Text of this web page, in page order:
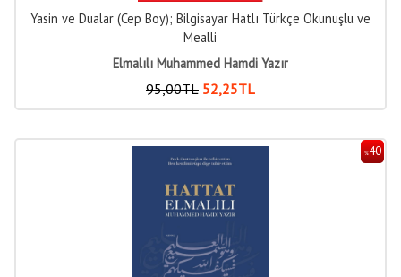
Yasin ve Dualar (Cep Boy); Bilgisayar Hatlı Türkçe Okunuşlu ve
Mealli
Elmalılı Muhammed Hamdi Yazır
95,00TL 52,25TL
%40